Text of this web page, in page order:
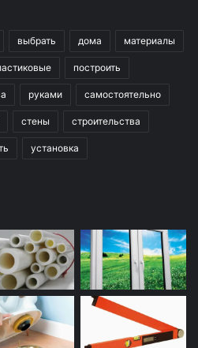
выбрать дома материалы
построить
руками самостоятельно
стены строительства
установка